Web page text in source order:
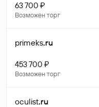
63 700 ₽
Возможен торг
primeks.ru
453 700 ₽
Возможен торг
oculist.ru